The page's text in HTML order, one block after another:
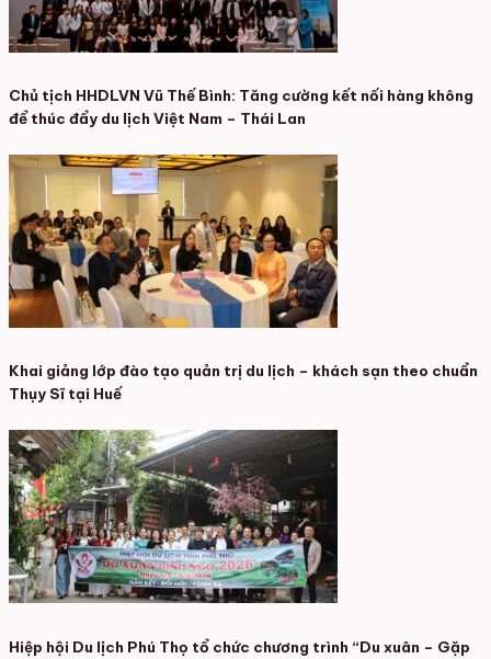
Chủ tịch HHDLVN Vũ Thế Bình: Tăng cường kết nối hàng không
để thúc đẩy du lịch Việt Nam – Thái Lan
Khai giảng lớp đào tạo quản trị du lịch – khách sạn theo chuẩn
Thụy Sĩ tại Huế
Hiệp hội Du lịch Phú Thọ tổ chức chương trình “Du xuân – Gặp